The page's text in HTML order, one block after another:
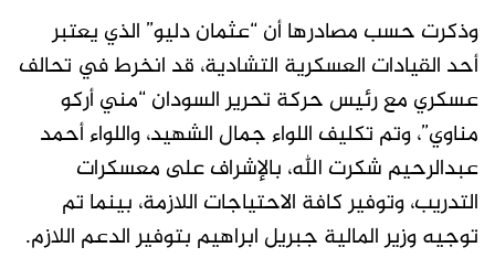
وذكرت حسب مصادرها أن “عثمان دليو” الذي يعتبر
أحد القيادات العسكرية التشادية، قد انخرط في تحالف
عسكري مع رئيس حركة تحرير السودان “مني أركو
مناوي”، وتم تكليف اللواء جمال الشهيد، واللواء أحمد
عبدالرحيم شكرت الله، بالإشراف على معسكرات
التدريب، وتوفير كافة الاحتياجات اللازمة، بينما تم
توجيه وزير المالية جبريل ابراهيم بتوفير الدعم اللازم.